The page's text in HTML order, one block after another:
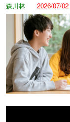
森川林
2026/07/02